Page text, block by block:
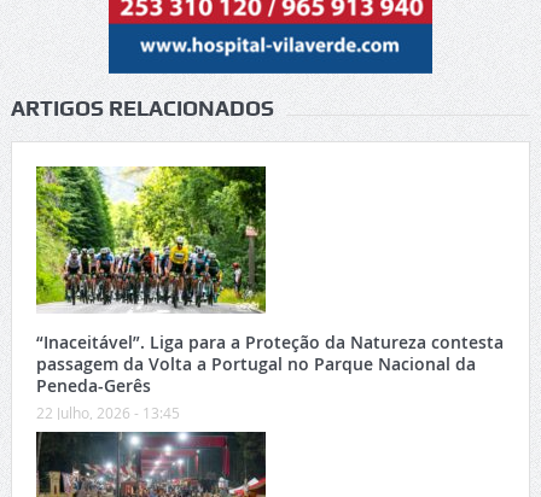
ARTIGOS RELACIONADOS
“Inaceitável”. Liga para a Proteção da Natureza contesta
passagem da Volta a Portugal no Parque Nacional da
Peneda-Gerês
22 Julho, 2026 - 13:45